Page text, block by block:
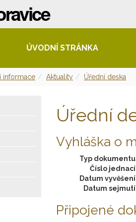
ÚVODNÍ STRÁNKA
informace Aktuality Úřední deska
Úřední
Vyhláška o
Typ dokumentu
Číslo jednací
Datum vyvěšení
Datum sejmutí
Připojené